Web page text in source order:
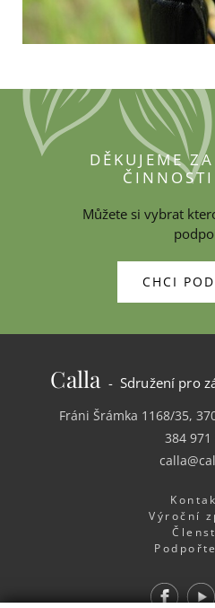
DĚKUJEME
Můžete si vybrat
CHCI
Calla - Sdružení pro
Fráni Šrámka 1168/35,
384 971
Výroční
Facebook